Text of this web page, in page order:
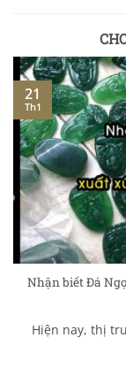
Nhận biết Đá
Hiện nay, thị
21
Th1